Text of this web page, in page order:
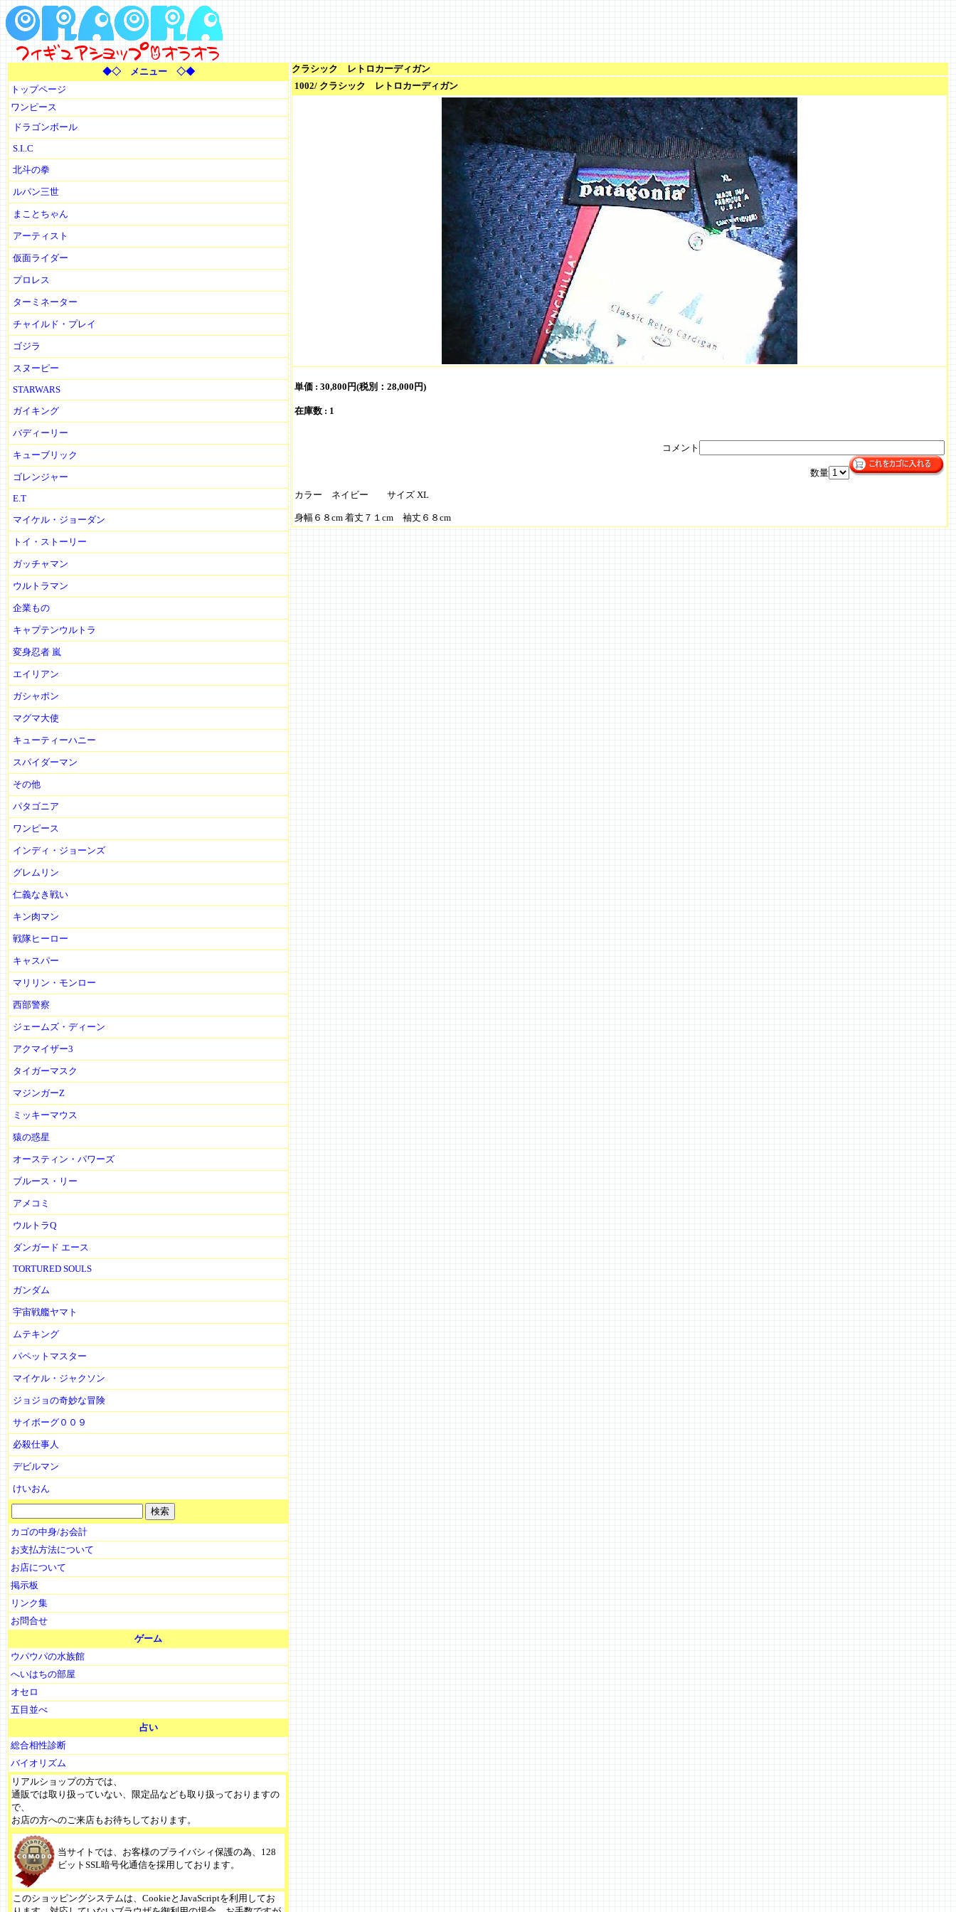
◆◇ メニュー ◇◆
トップページ
ワンピース
ドラゴンボール
S.I..C
北斗の拳
ルパン三世
まことちゃん
アーティスト
仮面ライダー
プロレス
ターミネーター
チャイルド・プレイ
ゴジラ
スヌーピー
STARWARS
ガイキング
バディーリー
キューブリック
ゴレンジャー
E.T
マイケル・ジョーダン
トイ・ストーリー
ガッチャマン
ウルトラマン
企業もの
キャプテンウルトラ
変身忍者 嵐
エイリアン
ガシャポン
マグマ大使
キューティーハニー
スパイダーマン
その他
パタゴニア
ワンピース
インディ・ジョーンズ
グレムリン
仁義なき戦い
キン肉マン
戦隊ヒーロー
キャスパー
マリリン・モンロー
西部警察
ジェームズ・ディーン
アクマイザー3
タイガーマスク
マジンガーZ
ミッキーマウス
猿の惑星
オースティン・パワーズ
ブルース・リー
アメコミ
ウルトラQ
ダンガード エース
TORTURED SOULS
ガンダム
宇宙戦艦ヤマト
ムテキング
パペットマスター
マイケル・ジャクソン
ジョジョの奇妙な冒険
サイボーグ００９
必殺仕事人
デビルマン
けいおん
カゴの中身/お会計
お支払方法について
お店について
掲示板
リンク集
お問合せ
ゲーム
ウパウパの水族館
へいはちの部屋
オセロ
五目並べ
占い
総合相性診断
バイオリズム
リアルショップの方では、
通販では取り扱っていない、限定品なども取り扱っておりますの
で、
お店の方へのご来店もお待ちしております。
当サイトでは、お客様のプライバシィ保護の為、128
ビットSSL暗号化通信を採用しております。
このショッピングシステムは、CookieとJavaScriptを利用してお
クラシック レトロカーディガン
1002/ クラシック レトロカーディガン
単価 : 30,800円(税別：28,000円)
在庫数 : 1
コメント
数量
カラー ネイビー サイズ XL
身幅６８cm 着丈７１cm 袖丈６８cm